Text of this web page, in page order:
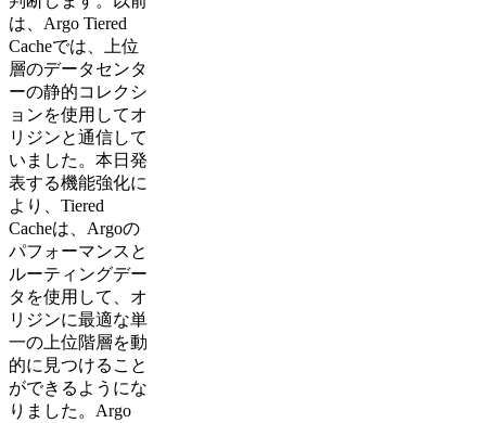
は、Argo Tiered
Cacheでは、上位
層のデータセンタ
ーの静的コレクシ
ョンを使用してオ
リジンと通信して
いました。本日発
表する機能強化に
より、Tiered
Cacheは、Argoの
パフォーマンスと
ルーティングデー
タを使用して、オ
リジンに最適な単
一の上位階層を動
的に見つけること
ができるようにな
りました。Argo